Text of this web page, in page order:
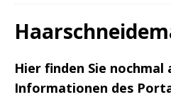
Hier finden Sie nochmal
Informationen des